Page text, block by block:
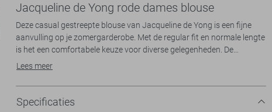
Jacqueline de Yong rode dames blouse
Deze casual gestreepte blouse van Jacqueline de Yong is een fijne
aanvulling op je zomergarderobe. Met de regular fit en normale lengte
is het een comfortabele keuze voor diverse gelegenheden. De
combinatie van 84% katoen en 16% linnen zorgt voor een luchtige
witte strepen geven een frisse uitstraling, terwijl de lange mouwen en
de puntkraag voor een klassieke touch zorgen.
Lees meer
Specificaties